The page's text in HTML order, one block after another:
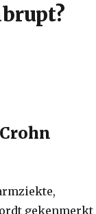
gekenmerkt